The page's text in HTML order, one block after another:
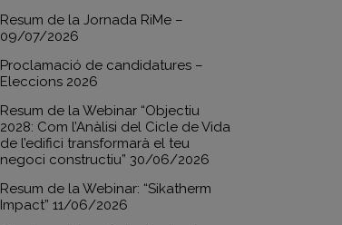
Resum de la Jornada RiMe –
09/07/2026
Proclamació de candidatures –
Eleccions 2026
Resum de la Webinar “Objectiu
2028: Com l’Anàlisi del Cicle de Vida
de l’edifici transformarà el teu
negoci constructiu” 30/06/2026
Resum de la Webinar: “Sikatherm
Impact” 11/06/2026